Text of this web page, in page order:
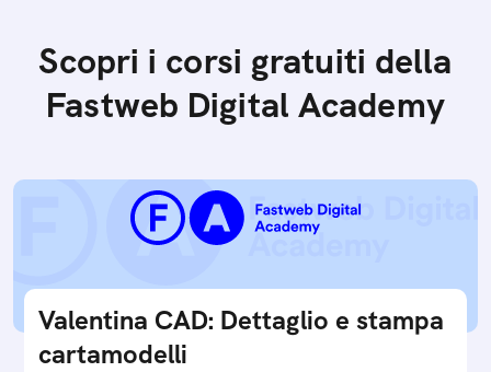
Scopri i corsi gratuiti della
Fastweb Digital Academy
Valentina CAD: Dettaglio e stampa
cartamodelli